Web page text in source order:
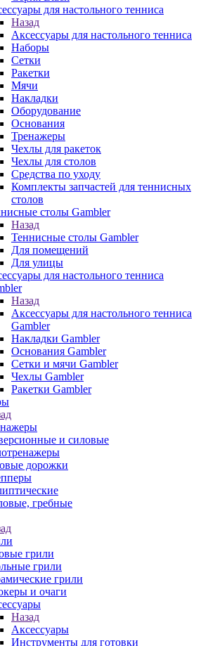
для настольного тенниса
Назад
Аксессуары для настольного тенниса
Наборы
Сетки
Ракетки
Мячи
Накладки
Оборудование
Основания
Тренажеры
Чехлы для ракеток
Чехлы для столов
Средства по уходу
Комплекты запчастей для теннисных
столов
столы Gambler
Назад
Теннисные столы Gambler
Для помещений
Для улицы
для настольного тенниса
Назад
Аксессуары для настольного тенниса
Gambler
Накладки Gambler
Основания Gambler
Сетки и мячи Gambler
Чехлы Gambler
Ракетки Gambler
и силовые
дорожки
гребные
грили
грили
грили
и очаги
Назад
Аксессуары
Инструменты для готовки